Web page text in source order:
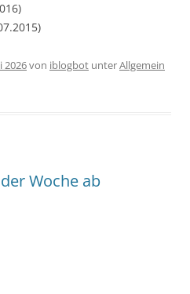
2026von iblogbot unterAllgemein
Woche ab